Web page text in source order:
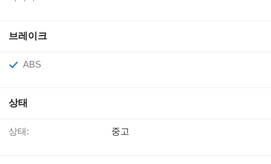
브레이크
ABS
상태
상태: 중고